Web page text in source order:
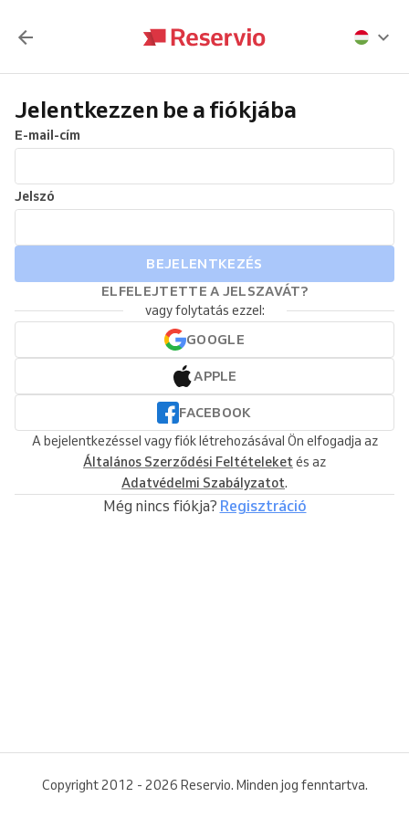
Jelentkezzen be a fiókjába
E-mail-cím
Jelszó
BEJELENTKEZÉS
ELFELEJTETTE A JELSZAVÁT?
vagy folytatás ezzel:
GOOGLE
APPLE
FACEBOOK
A bejelentkezéssel vagy fiók létrehozásával Ön elfogadja az
Általános Szerződési Feltételeketés az
Adatvédelmi Szabályzatot.
Még nincs fiókja? Regisztráció
Copyright 2012 - 2026 Reservio. Minden jog fenntartva.